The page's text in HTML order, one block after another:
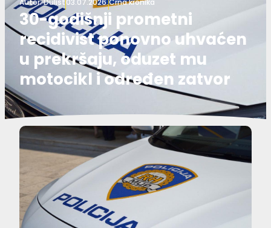
Autor:Dulist03.07.2026.Crna kronika
30-godišnji prometni
recidivist ponovno uhvaćen
u prekršaju, oduzet mu
motocikl i određen zatvor